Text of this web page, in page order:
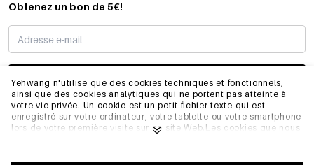
Yehwang n'utilise que des cookies techniques et fonctionnels,
ainsi que des cookies analytiques qui ne portent pas atteinte à
votre vie privée. Un cookie est un petit fichier texte qui est
enregistré sur votre ordinateur, votre tablette ou votre smartphone
lors de votre première visite sur ce site Web.Les cookies que nous
fonctionner correctement et de se souvenir, par exemple, de vos
Obtenez un bon de 5€!
JE M’INSCRIS
INFORMATIONS